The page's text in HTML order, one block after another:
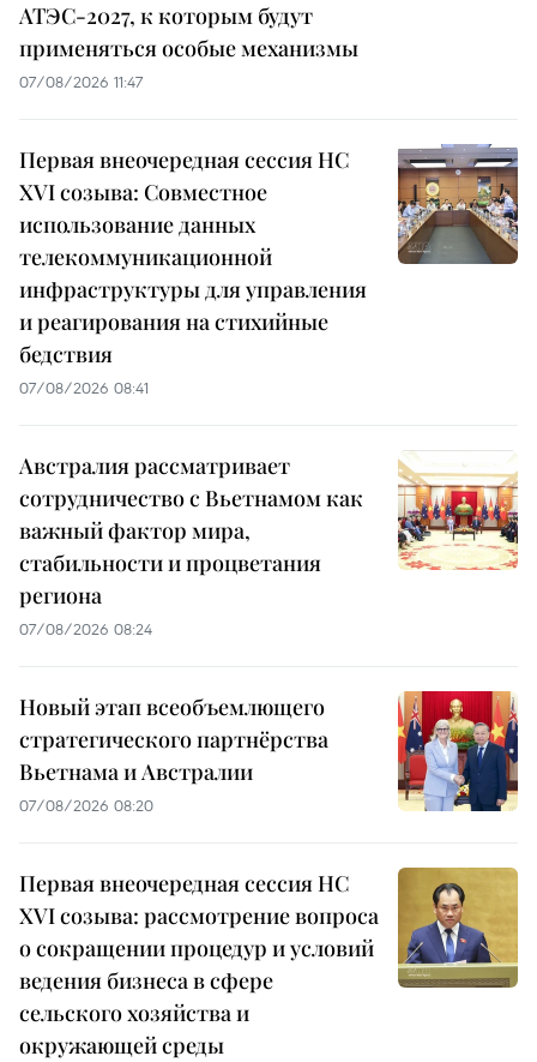
АТЭС-2027, к которым будут
применяться особые механизмы
07/08/2026 11:47
Первая внеочередная сессия НС
XVI созыва: Совместное
использование данных
телекоммуникационной
инфраструктуры для управления
и реагирования на стихийные
бедствия
07/08/2026 08:41
Австралия рассматривает
сотрудничество с Вьетнамом как
важный фактор мира,
стабильности и процветания
региона
07/08/2026 08:24
Новый этап всеобъемлющего
стратегического партнёрства
Вьетнама и Австралии
07/08/2026 08:20
Первая внеочередная сессия НС
XVI созыва: рассмотрение вопроса
о сокращении процедур и условий
ведения бизнеса в сфере
сельского хозяйства и
окружающей среды